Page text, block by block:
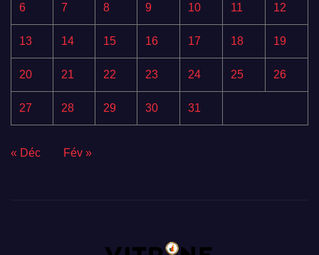
6 7 8 9 10 11 12
13 14 15 16 17 18 19
20 21 22 23 24 25 26
27 28 29 30 31
« Déc Fév »